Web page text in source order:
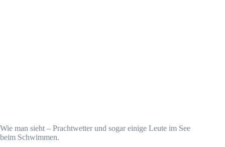
Wie man sieht – Prachtwetter und sogar einige Leute im See
beim Schwimmen.